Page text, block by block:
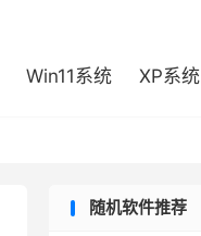
Win11系统 XP系统
随机软件推荐